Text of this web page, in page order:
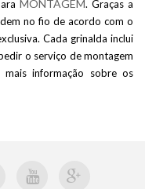
MONTAGEM. Graças a
no fio de acordo com o
Cada grinalda inclui
o serviço de montagem
informação sobre os